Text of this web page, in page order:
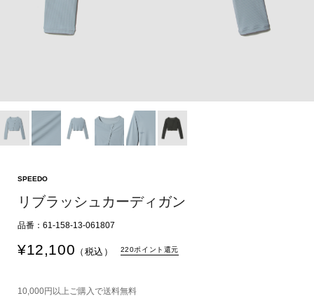
SPEEDO
リブラッシュカーディガン
品番：61-158-13-061807
¥12,100 （税込） 220ポイント還元
10,000円以上ご購入で送料無料